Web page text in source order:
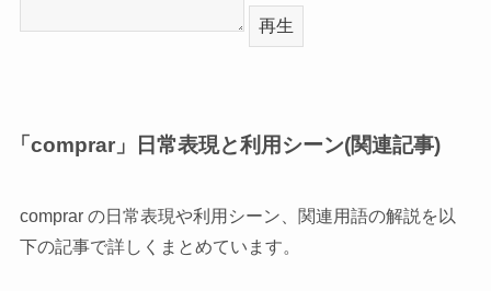
再生
「comprar」日常表現と利用シーン(関連記事)
comprar の日常表現や利用シーン、関連用語の解説を以
下の記事で詳しくまとめています。